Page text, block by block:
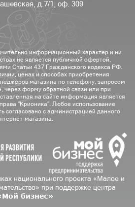
д.7/1, оф. 309
информационный характер и ни
не является публичной офертой,
Статьи 437 Гражданского кодекса РФ.
ценах и способах приобретения
магазина по телефону, запросом
через форму обратной связи или при
на сайте информация является
"Крионика". Любое использование
с администрацией данного
магазина.
национального проекта «Малое и
при поддержке центра
бизнес»